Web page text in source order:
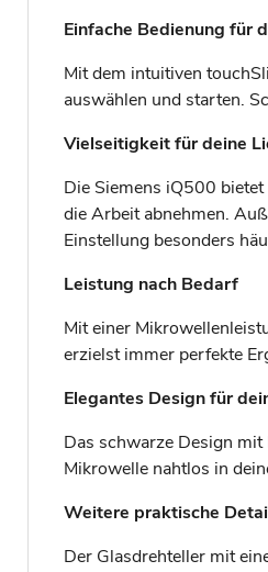
Einfache Bedienung für
Mit dem intuitiven
auswählen und starten.
Vielseitigkeit für deine
Die Siemens iQ500
die Arbeit abnehmen.
Einstellung besonders
Leistung nach Bedarf
Mit einer
erzielst immer perfekte
Elegantes Design für
Das schwarze Design
Mikrowelle nahtlos in
Weitere praktische
Der Glasdrehteller mit